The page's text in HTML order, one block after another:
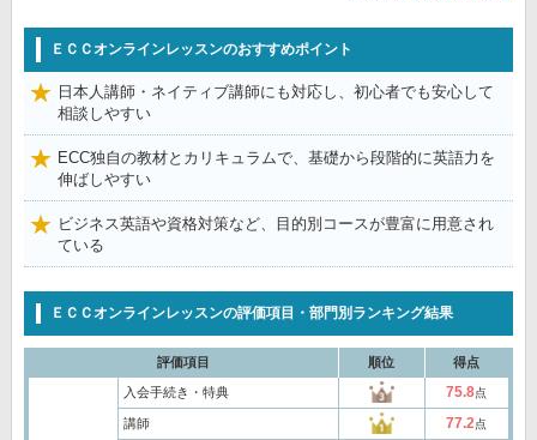
ＥＣＣオンラインレッスンのおすすめポイント
日本人講師・ネイティブ講師にも対応し、初心者でも安心して
相談しやすい
ECC独自の教材とカリキュラムで、基礎から段階的に英語力を
伸ばしやすい
ビジネス英語や資格対策など、目的別コースが豊富に用意され
ている
ＥＣＣオンラインレッスンの評価項目・部門別ランキング結果
評価項目 順位 得点
入会手続き・特典 75.8点
講師 77.2点